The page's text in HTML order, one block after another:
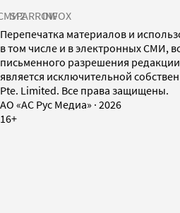
SPARROWINFOX
Перепечатка материалов и
в том числе и в электронных СМИ,
письменного разрешения
является исключительной
Pte. Limited. Все права защищены.
AO «АС Рус Медиа» · 2026
16+